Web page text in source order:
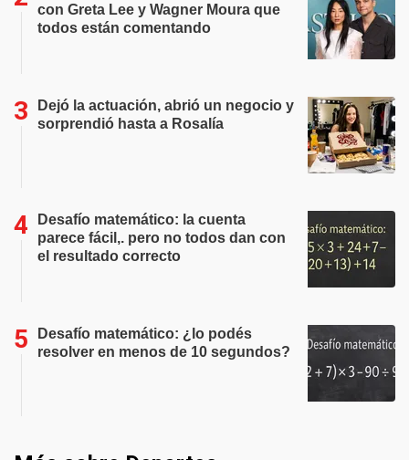
con Greta Lee y Wagner Moura que
todos están comentando
Dejó la actuación, abrió un negocio y
sorprendió hasta a Rosalía
Desafío matemático: la cuenta
parece fácil,. pero no todos dan con
el resultado correcto
Desafío matemático: ¿lo podés
resolver en menos de 10 segundos?